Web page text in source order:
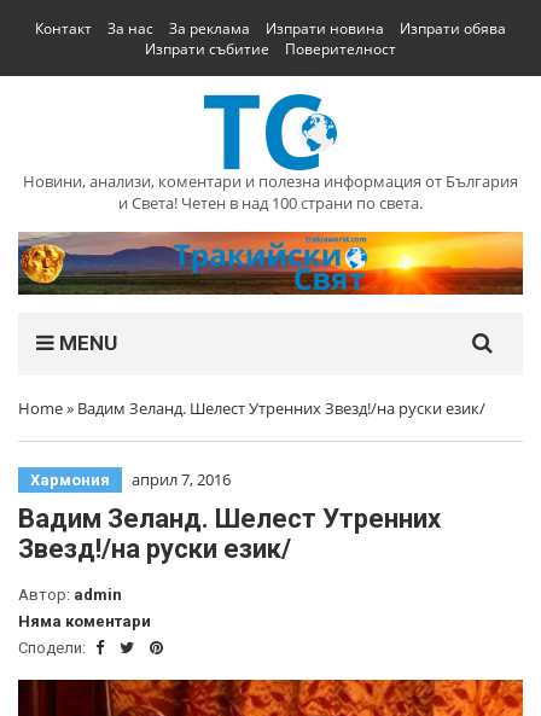
Контакт За нас За реклама Изпрати новина
Изпрати обява
Изпрати събитие
Поверителност
Новини, анализи, коментари и полезна информация от България
и Света! Четен в над 100 страни по света.
MENU
Home» Вадим Зеланд. Шелест Утренних Звезд!/на руски език/
Хармония април 7, 2016
Вадим Зеланд. Шелест Утренних
Звезд!/на руски език/
Автор: admin
Няма коментари
Сподели: